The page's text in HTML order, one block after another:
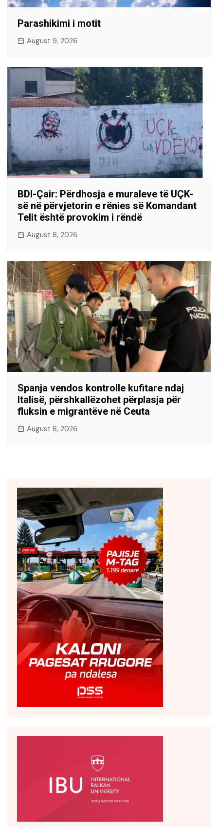
Parashikimi i motit
August 9, 2026
BDI-Çair: Përdhosja e muraleve të UÇK-
së në përvjetorin e rënies së Komandant
Telit është provokim i rëndë
August 8, 2026
Spanja vendos kontrolle kufitare ndaj
Italisë, përshkallëzohet përplasja për
fluksin e migrantëve në Ceuta
August 8, 2026